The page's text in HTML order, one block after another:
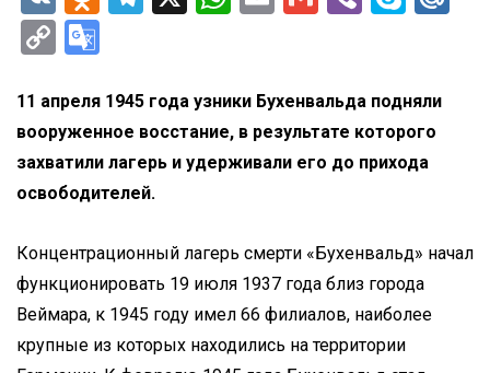
Copy
11 апреля 1945 года узники Бухенвальда подняли
вооруженное восстание, в результате которого
захватили лагерь и удерживали его до прихода
освободителей.
Концентрационный лагерь смерти «Бухенвальд» начал
функционировать 19 июля 1937 года близ города
Веймара, к 1945 году имел 66 филиалов, наиболее
крупные из которых находились на территории